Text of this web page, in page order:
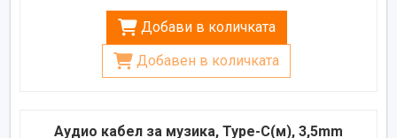
Добави в количката
Добавен в количката
Аудио кабел за музика, Type-C(м), 3,5mm